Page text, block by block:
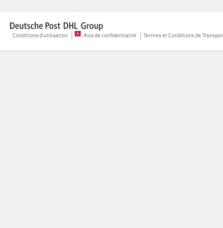
Conditions d'utilisation Avis de confidentialité Termes et Conditions de